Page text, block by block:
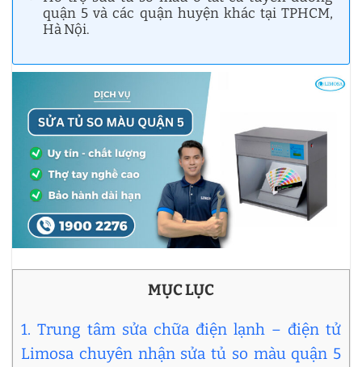
quận 5 và các quận huyện khác tại TPHCM,
Hà Nội.
MỤC LỤC
1. Trung tâm sửa chữa điện lạnh – điện tử
Limosa chuyên nhận sửa tủ so màu quận 5